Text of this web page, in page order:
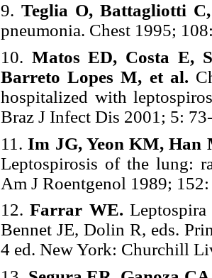
9.Teglia O, Battagliotti
pneumonia. Chest 1995;
10. Matos ED, Costa E,
Barreto Lopes M, et al.
hospitalized with
Braz J Infect Dis 2001; 5:
11.Im JG, Yeon KM, Han
Leptospirosis of the lung:
Am J Roentgenol 1989;
12.Farrar WE.
Bennet JE, Dolin R, eds.
4 ed. New York: Churchill